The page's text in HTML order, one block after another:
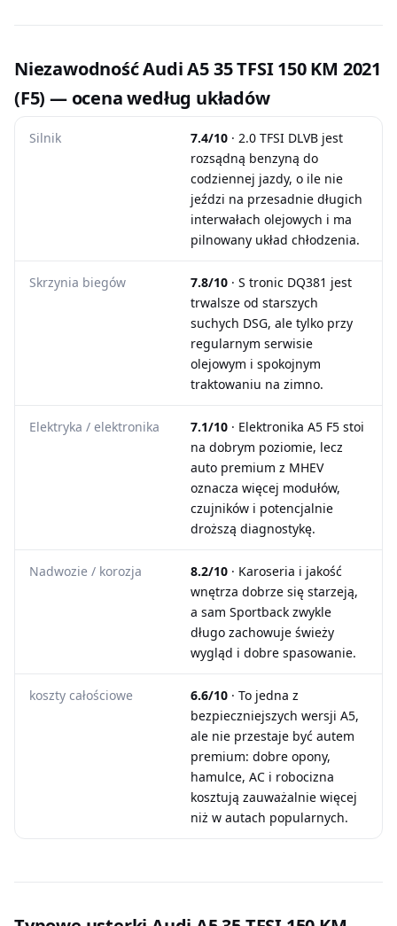
Niezawodność Audi A5 35 TFSI 150 KM 2021
(F5) — ocena według układów
Silnik 7.4/10 · 2.0 TFSI DLVB jest
rozsądną benzyną do
codziennej jazdy, o ile nie
jeździ na przesadnie długich
interwałach olejowych i ma
pilnowany układ chłodzenia.
Skrzynia biegów 7.8/10 · S tronic DQ381 jest
trwalsze od starszych
suchych DSG, ale tylko przy
regularnym serwisie
olejowym i spokojnym
traktowaniu na zimno.
Elektryka / elektronika 7.1/10 · Elektronika A5 F5 stoi
na dobrym poziomie, lecz
auto premium z MHEV
oznacza więcej modułów,
czujników i potencjalnie
droższą diagnostykę.
Nadwozie / korozja 8.2/10 · Karoseria i jakość
wnętrza dobrze się starzeją,
a sam Sportback zwykle
długo zachowuje świeży
wygląd i dobre spasowanie.
koszty całościowe 6.6/10 · To jedna z
bezpieczniejszych wersji A5,
ale nie przestaje być autem
premium: dobre opony,
hamulce, AC i robocizna
kosztują zauważalnie więcej
niż w autach popularnych.